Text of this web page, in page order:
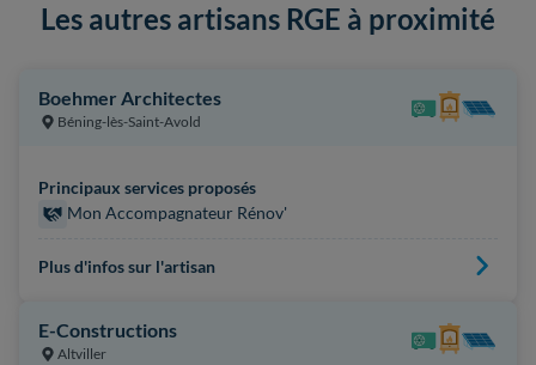
Les autres artisans RGE à proximité
Boehmer Architectes
Béning-lès-Saint-Avold
Principaux services proposés
Mon Accompagnateur Rénov'
Plus d'infos sur l'artisan
E-Constructions
Altviller